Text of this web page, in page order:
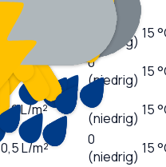
0,0
(niedrig) 15
0,0 L/m²
0
(niedrig) 15
0,0L/m²
(niedrig) 15
0,5L/m²
0
(niedrig) 15